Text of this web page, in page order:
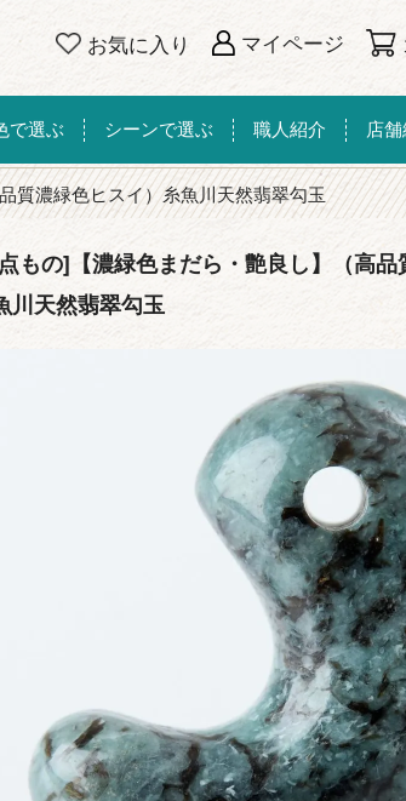
お気に入り マイページ
で選ぶ シーンで選ぶ 職人紹介 店
質濃緑色ヒスイ）糸魚川天然翡翠勾玉
もの]【濃緑色まだら・艶良し】（高品
川天然翡翠勾玉